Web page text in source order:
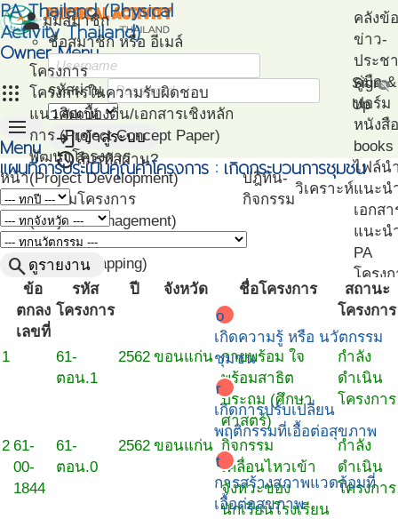
PA Thailand (Physical
Activity Thailand)
Owner Menu
apps
personมุมสมาชิก
ชื่อสมาชิก หรือ อีเมล์
รหัสผ่าน visibility_off
loginเข้าสู่ระบบ
restoreลืมรหัสผ่าน?
Sign
Up
menu
Menu
หน้า
แรก
โครงการ
โครงการในความรับผิดชอบ
แนวคิดเบื้องต้น/เอกสารเชิงหลัก
การ (Project Concept Paper)
พัฒนาโครงการ
(Project Development)
ติดตามโครงการ
(Project Management)
แผนที่โครงการ
(Project Mapping)
รายชื่อโครงการ Like
(Like Project)
ปฎิทิน-
กิจกรรม
วิเคราะห์
คลังข้
ข่าว-
ประช
คู่มือ
ฟอร์ม
หนังสื
books
ไฟล์น
แนะน
เอกสา
แนะน
PA
โครง
ตัวอย่
โปรแ
ทดสอ
สมรร
แผนที่การประเมินคุณค่าโครงการ : เกิดกระบวนการชุมชน
search ดูรายงาน
o
เกิดความรู้ หรือ นวัตกรรม
ชุมชน
r
เกิดการปรับเปลี่ยน
พฤติกรรมที่เอื้อต่อสุขภาพ
t
การสร้างสภาพแวดล้อมที่
เอื้อต่อสุขภาพ
ข้อ
ตกลง
เลขที่
รหัส
โครงการ
ปี จังหวัด ชื่อโครงการ
สถานะ
โครงการ
1
61-
ตอน.1
2562 ขอนแก่น กายพร้อม ใจ
พร้อมสาธิต
ประถม (ศึกษา
ศาสตร์)
กำลัง
ดำเนิน
โครงการ
2 61-
00-
1844
61-
ตอน.0
2562 ขอนแก่น กิจกรรม
เคลื่อนไหวเข้า
จังหวะของ
นักเรียนโรงเรียน
กำลัง
ดำเนิน
โครงการ